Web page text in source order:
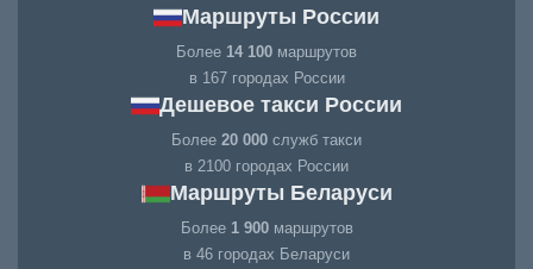
Маршруты России
Более 14 100 маршрутов
в 167 городах России
Дешевое такси России
Более 20 000 служб такси
в 2100 городах России
Маршруты Беларуси
Более 1 900маршрутов
в 46 городах Беларуси